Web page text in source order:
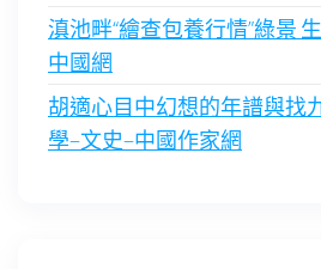
滇池畔“繪查包養行情”綠景
中國網
胡適心目中幻想的年譜與找
學–文史–中國作家網